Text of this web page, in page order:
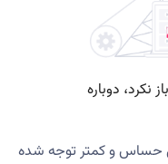
حساس و کمتر توجه شده